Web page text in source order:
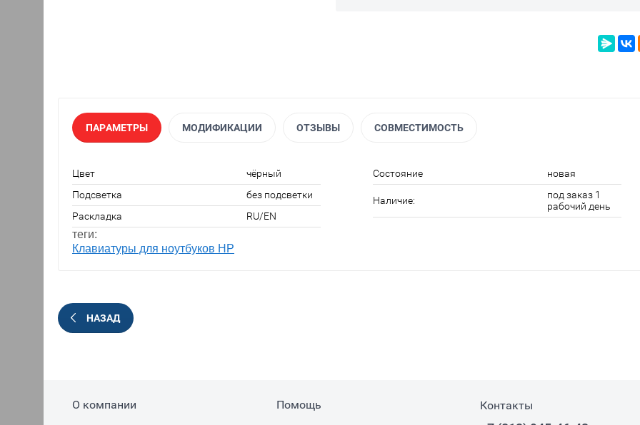
ПАРАМЕТРЫ МОДИФИКАЦИИ ОТЗЫВЫ СОВМЕСТИМОСТЬ
Цвет
чёрный
Подсветка
без подсветки
Раскладка
RU/EN
Состояние новая
Наличие:
под заказ 1
рабочий день
теги:
Клавиатуры для ноутбуков HP
НАЗАД
О компании Помощь Контакты